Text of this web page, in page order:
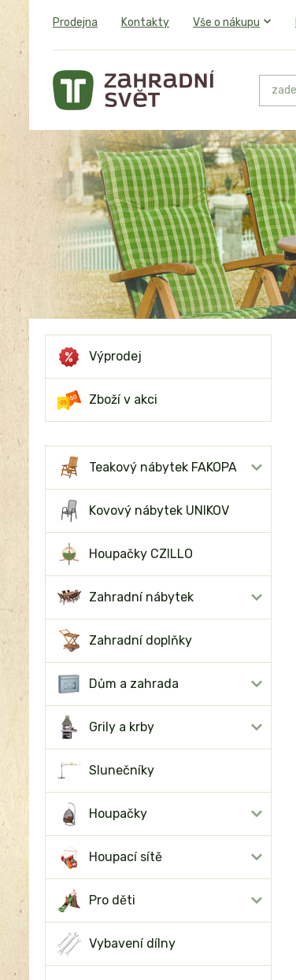
Prodejna Kontakty Vše o nákupu
Výprodej
Zboží v akci
Teakový nábytek FAKOPA
Kovový nábytek UNIKOV
Houpačky CZILLO
Zahradní nábytek
Zahradní doplňky
Dům a zahrada
Grily a krby
Slunečníky
Houpačky
Houpací sítě
Pro děti
Vybavení dílny